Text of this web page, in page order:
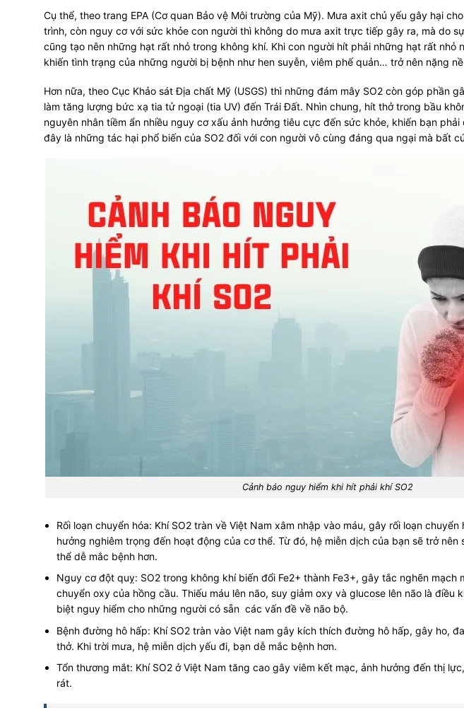
Cụ thể, theo trang EPA (Cơ quan Bảo vệ Môi trường của Mỹ). Mưa axit chủ yếu gây hại
trình, còn nguy cơ với sức khỏe con người thì không do mưa axit trực tiếp gây ra, mà do
cũng tạo nên những hạt rất nhỏ trong không khí. Khi con người hít phải những hạt rất nhỏ
khiến tình trạng của những người bị bệnh như hen suyễn, viêm phế quản… trở nên nặng
Hơn nữa, theo Cục Khảo sát Địa chất Mỹ (USGS) thì những đám mây SO2 còn góp phần
làm tăng lượng bức xạ tia tử ngoại (tia UV) đến Trái Đất. Nhìn chung, hít thở trong bầu
nguyên nhân tiềm ẩn nhiều nguy cơ xấu ảnh hưởng tiêu cực đến sức khỏe, khiến bạn
đây là những tác hại phổ biến của SO2 đối với con người vô cùng đáng qua ngại mà bất
Cảnh báo nguy hiểm khi hít phải khí SO2
Rối loạn chuyển hóa: Khí SO2 tràn về Việt Nam xâm nhập vào máu, gây rối loạn
hưởng nghiêm trọng đến hoạt động của cơ thể. Từ đó, hệ miễn dịch của bạn sẽ trở nên
thể dễ mắc bệnh hơn.
Nguy cơ đột quỵ: SO2 trong không khí biến đổi Fe2+ thành Fe3+, gây tắc nghẽn mạch
chuyển oxy của hồng cầu. Thiếu máu lên não, suy giảm oxy và glucose lên não là điều
biệt nguy hiểm cho những người có sẵn các vấn đề về não bộ.
Bệnh đường hô hấp: Khí SO2 tràn vào Việt nam gây kích thích đường hô hấp, gây ho,
thở. Khi trời mưa, hệ miễn dịch yếu đi, bạn dễ mắc bệnh hơn.
Tổn thương mắt: Khí SO2 ở Việt Nam tăng cao gây viêm kết mạc, ảnh hưởng đến thị
rát.